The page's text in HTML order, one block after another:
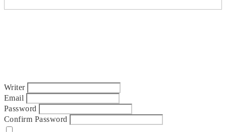
Writer
Email
Password
Confirm Password